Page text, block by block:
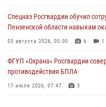
Спецназ Росгвардии обучил
Пензенской области навыкам
03 августа 2026, 05:00 6 1
ФГУП «Охрана» Росгвардии
противодействия БПЛА
17 июля 2026, 07:47 3